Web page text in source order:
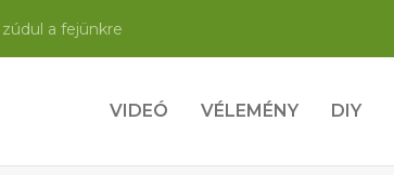
a fejünkre
VIDEÓ VÉLEMÉNY DIY